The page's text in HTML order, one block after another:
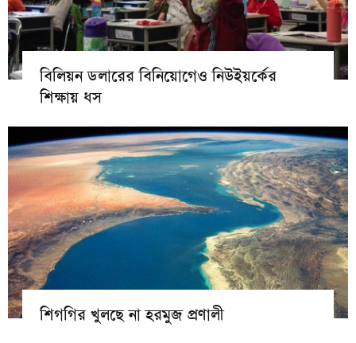
বিলিয়ন ডলারের বিনিয়োগেও নিউইয়র্কের
শিক্ষায় ধস
শিগগির খুলছে না হরমুজ প্রণালী